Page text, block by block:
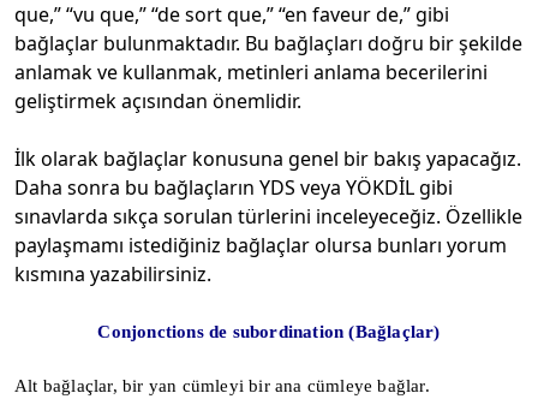
que,” “vu que,” “de sort que,” “en faveur de,” gibi
bağlaçlar bulunmaktadır. Bu bağlaçları doğru bir şekilde
anlamak ve kullanmak, metinleri anlama becerilerini
geliştirmek açısından önemlidir.
İlk olarak bağlaçlar konusuna genel bir bakış yapacağız.
Daha sonra bu bağlaçların YDS veya YÖKDİL gibi
sınavlarda sıkça sorulan türlerini inceleyeceğiz. Özellikle
paylaşmamı istediğiniz bağlaçlar olursa bunları yorum
kısmına yazabilirsiniz.
Conjonctions de subordination (Bağlaçlar)
Alt bağlaçlar, bir yan cümleyi bir ana cümleye bağlar.